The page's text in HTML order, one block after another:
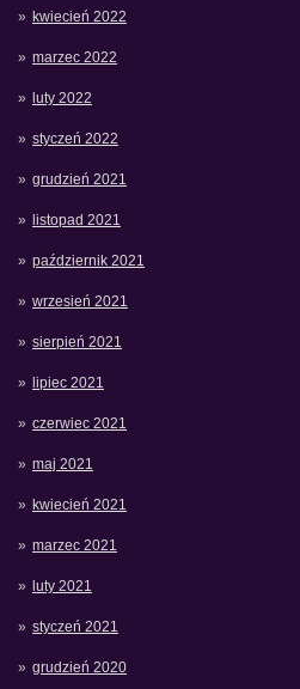
kwiecień 2022
marzec 2022
luty 2022
styczeń 2022
grudzień 2021
listopad 2021
październik 2021
wrzesień 2021
sierpień 2021
lipiec 2021
czerwiec 2021
maj 2021
kwiecień 2021
marzec 2021
luty 2021
styczeń 2021
grudzień 2020